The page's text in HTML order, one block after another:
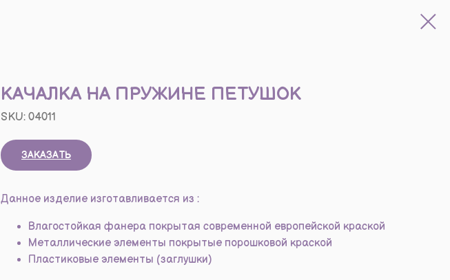
КАЧАЛКА НА ПРУЖИНЕ ПЕТУШОК
SKU: 04011
ЗАКАЗАТЬ
Данное изделие изготавливается из :
Влагостойкая фанера покрытая современной европейской краской
Металлические элементы покрытые порошковой краской
Пластиковые элементы (заглушки)